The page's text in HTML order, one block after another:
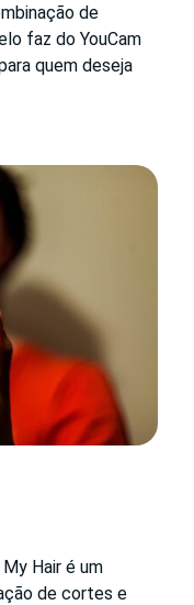
de
faz do YouCam
quem deseja
Hair é um
de cortes e